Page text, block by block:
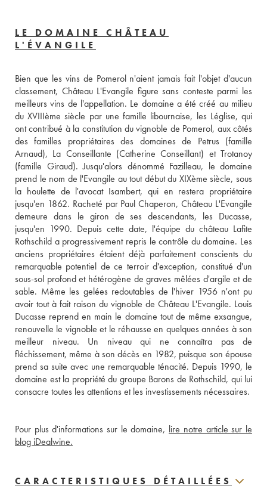
LE DOMAINE CHÂTEAU
L'ÉVANGILE
Bien que les vins de Pomerol n'aient jamais fait l'objet d'aucun
classement, Château L'Evangile figure sans conteste parmi les
meilleurs vins de l'appellation. Le domaine a été créé au milieu
du XVIIIème siècle par une famille libournaise, les Léglise, qui
ont contribué à la constitution du vignoble de Pomerol, aux côtés
des familles propriétaires des domaines de Petrus (famille
Arnaud), La Conseillante (Catherine Conseillant) et Trotanoy
(famille Giraud). Jusqu'alors dénommé Fazilleau, le domaine
prend le nom de l'Evangile au tout début du XIXème siècle, sous
la houlette de l'avocat Isambert, qui en restera propriétaire
jusqu'en 1862. Racheté par Paul Chaperon, Château L'Evangile
demeure dans le giron de ses descendants, les Ducasse,
jusqu'en 1990. Depuis cette date, l'équipe du château Lafite
Rothschild a progressivement repris le contrôle du domaine. Les
anciens propriétaires étaient déjà parfaitement conscients du
remarquable potentiel de ce terroir d'exception, constitué d'un
sous-sol profond et hétérogène de graves mêlées d'argile et de
sable. Même les gelées redoutables de l'hiver 1956 n'ont pu
avoir tout à fait raison du vignoble de Château L'Evangile. Louis
Ducasse reprend en main le domaine tout de même exsangue,
renouvelle le vignoble et le réhausse en quelques années à son
meilleur niveau. Un niveau qui ne connaîtra pas de
fléchissement, même à son décès en 1982, puisque son épouse
prend sa suite avec une remarquable ténacité. Depuis 1990, le
domaine est la propriété du groupe Barons de Rothschild, qui lui
consacre toutes les attentions et les investissements nécessaires.
Pour plus d'informations sur le domaine, lire notre article sur le
blog iDealwine.
CARACTERISTIQUES DÉTAILLÉES